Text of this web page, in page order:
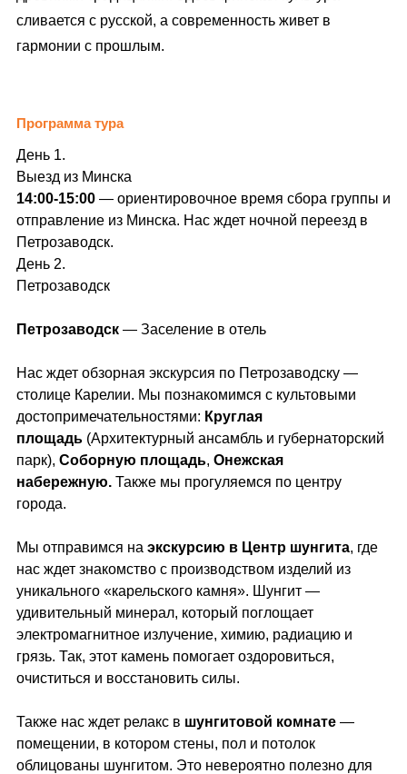
сливается с русской, а современность живет в
гармонии с прошлым.
Программа тура
День 1.
Выезд из Минска
14:00-15:00 — ориентировочное время сбора группы и
отправление из Минска. Нас ждет ночной переезд в
Петрозаводск.
День 2.
Петрозаводск
Петрозаводск — Заселение в отель
Нас ждет обзорная экскурсия по Петрозаводску —
столице Карелии. Мы познакомимся с культовыми
достопримечательностями: Круглая
площадь (Архитектурный ансамбль и губернаторский
парк), Соборную площадь, Онежская
набережную. Также мы прогуляемся по центру
города.
Мы отправимся на экскурсию в Центр шунгита, где
нас ждет знакомство с производством изделий из
уникального «карельского камня». Шунгит —
удивительный минерал, который поглощает
электромагнитное излучение, химию, радиацию и
грязь. Так, этот камень помогает оздоровиться,
очиститься и восстановить силы.
Также нас ждет релакс в шунгитовой комнате —
помещении, в котором стены, пол и потолок
облицованы шунгитом. Это невероятно полезно для